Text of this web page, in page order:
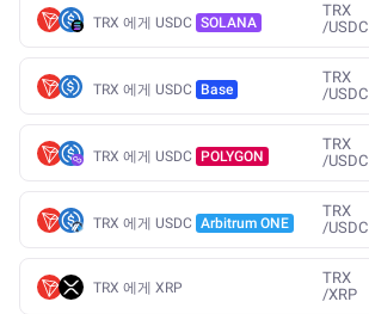
TRX 에게 USDC SOLANA
TRX
/USDC
TRX 에게 USDC Base
TRX
/USDC
TRX 에게 USDC POLYGON
TRX
/USDC
TRX 에게 USDC Arbitrum ONE
TRX
/USDC
TRX 에게 XRP
TRX
/XRP